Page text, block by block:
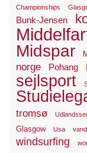
Championships
Bunk-Jensen
Midspar
norge Pohang
sejlsport
tromsø
Glasgow
Usa vand
windsurfing